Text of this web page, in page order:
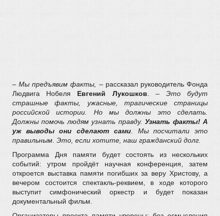
– Мы предъявим факты, – рассказал руководитель Фонда
Людвига Нобеля Евгений Лукошков. – Это будут
страшные факты, ужасные, трагические страницы
российской истории. Но мы должны это сделать.
Должны помочь людям узнать правду.Узнать факты! А
уж выводы они сделают сами. Мы посчитали это
правильным. Это, если хотите, наш гражданский долг.
Программа Дня памяти будет состоять из нескольких
событий: утром пройдёт научная конференция, затем
откроется выставка памяти погибших за веру Христову, а
вечером состоится спектакль-реквием, в ходе которого
выступит симфонический оркестр и будет показан
документальный фильм.